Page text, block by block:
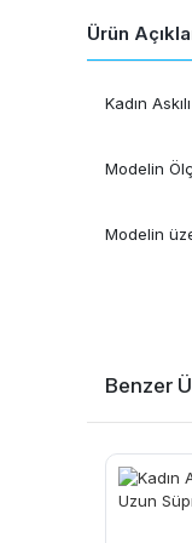
Ürün
Kadın
Modelin
Modelin
Benzer